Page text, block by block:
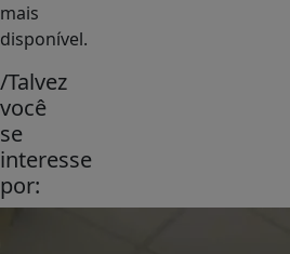
mais
disponível.
/Talvez
você
se
interesse
por: